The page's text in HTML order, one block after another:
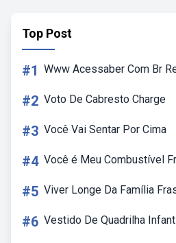
Top Post
#1 Www Acessaber Com Br
#2 Voto De Cabresto Charge
#3 Você Vai Sentar Por Cima
#4 Você é Meu Combustível
#5 Viver Longe Da Família
#6 Vestido De Quadrilha